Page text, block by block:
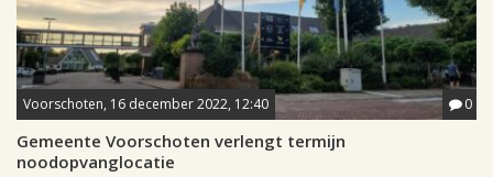
Voorschoten, 16 december 2022, 12:40 0
Gemeente Voorschoten verlengt termijn
noodopvanglocatie